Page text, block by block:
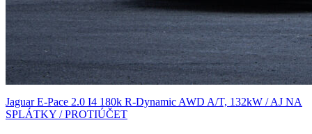
Jaguar E-Pace 2.0 I4 180k R-Dynamic AWD A/T, 132kW / AJ NA
SPLÁTKY / PROTIÚČET